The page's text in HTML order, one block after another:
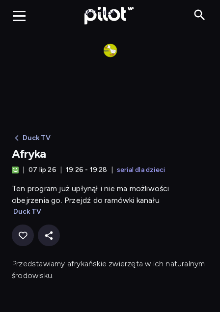
WP Pilot
Duck TV
Afryka
07 lip 26 19:26 - 19:28 serial dla dzieci
Ten program już upłynął i nie ma możliwości
obejrzenia go. Przejdź do ramówki kanału
Duck TV
Przedstawiamy afrykańskie zwierzęta w ich naturalnym
środowisku.